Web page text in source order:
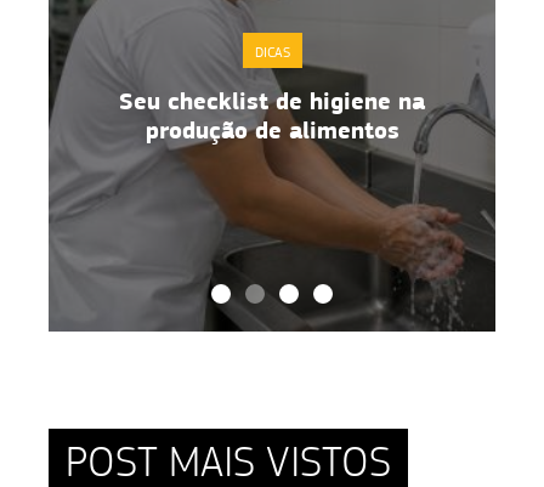
DICAS
Boas práticas de manipulação de
alimentos no dia a dia
POST MAIS VISTOS